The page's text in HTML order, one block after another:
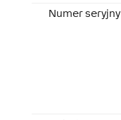
Numer seryjny